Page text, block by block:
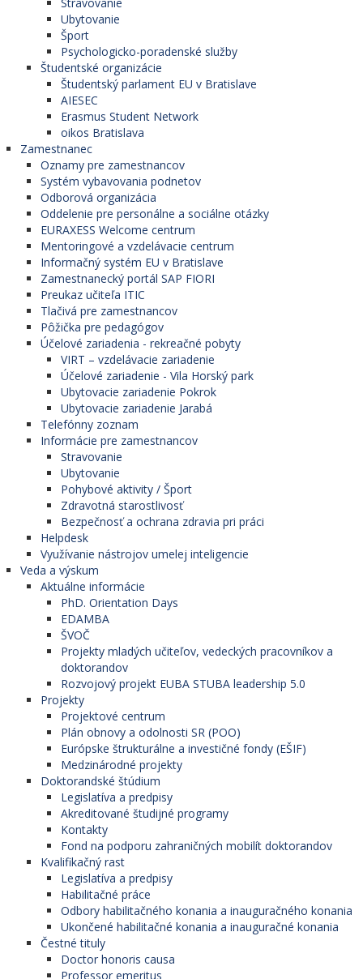
Ubytovanie
Šport
Psychologicko-poradenské služby
Študentské organizácie
Študentský parlament EU v Bratislave
AIESEC
Erasmus Student Network
oikos Bratislava
Zamestnanec
Oznamy pre zamestnancov
Systém vybavovania podnetov
Odborová organizácia
Oddelenie pre personálne a sociálne otázky
EURAXESS Welcome centrum
Mentoringové a vzdelávacie centrum
Informačný systém EU v Bratislave
Zamestnanecký portál SAP FIORI
Preukaz učiteľa ITIC
Tlačivá pre zamestnancov
Pôžička pre pedagógov
Účelové zariadenia - rekreačné pobyty
VIRT – vzdelávacie zariadenie
Účelové zariadenie - Vila Horský park
Ubytovacie zariadenie Pokrok
Ubytovacie zariadenie Jarabá
Telefónny zoznam
Informácie pre zamestnancov
Stravovanie
Ubytovanie
Pohybové aktivity / Šport
Zdravotná starostlivosť
Bezpečnosť a ochrana zdravia pri práci
Helpdesk
Využívanie nástrojov umelej inteligencie
Veda a výskum
Aktuálne informácie
PhD. Orientation Days
EDAMBA
ŠVOČ
Projekty mladých učiteľov, vedeckých pracovníkov a
doktorandov
Rozvojový projekt EUBA STUBA leadership 5.0
Projekty
Projektové centrum
Plán obnovy a odolnosti SR (POO)
Európske štrukturálne a investičné fondy (EŠIF)
Medzinárodné projekty
Doktorandské štúdium
Legislatíva a predpisy
Akreditované študijné programy
Kontakty
Fond na podporu zahraničných mobilít doktorandov
Kvalifikačný rast
Legislatíva a predpisy
Habilitačné práce
Odbory habilitačného konania a inauguračného konania
Ukončené habilitačné konania a inauguračné konania
Čestné tituly
Doctor honoris causa
Professor emeritus